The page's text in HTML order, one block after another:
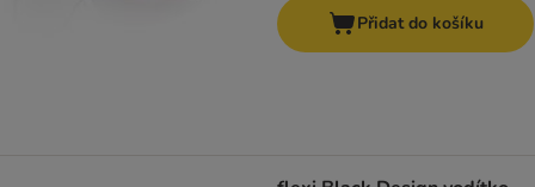
Přidat do košíku